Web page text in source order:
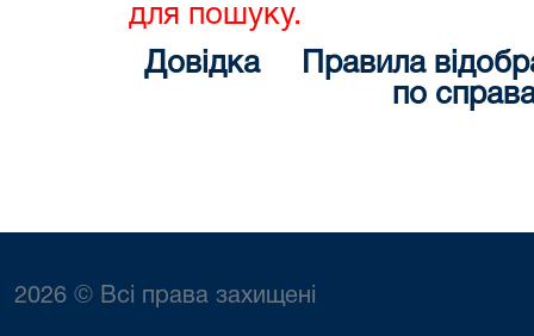
для пошуку.
Довідка
Правила
по
2026 © Всі права захищені